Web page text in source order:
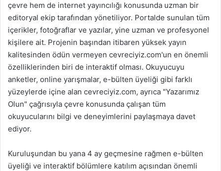
çevre hem de internet yayıncılığı konusunda uzman bir
editoryal ekip tarafından yönetiliyor. Portalde sunulan tüm
içerikler, fotoğraflar ve yazılar, yine uzman ve profesyonel
kişilere ait. Projenin başından itibaren yüksek yayın
kalitesinden ödün vermeyen cevreciyiz.com'un en önemli
özelliklerinden biri de interaktif olması. Okuyucuyu
anketler, online yarışmalar, e-bülten üyeliği gibi farklı
yüzeylerde içine alan cevreciyiz.com, ayrıca "Yazarımız
Olun" çağrısıyla çevre konusunda çalışan tüm
okuyucularını bilgi ve deneyimlerini paylaşmaya davet
ediyor.
Kuruluşundan bu yana 4 ay geçmesine rağmen e-bülten
üyeliği ve interaktif bölümlere katılım açısından önemli